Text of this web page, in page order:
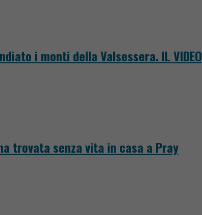
i monti della Valsessera. IL VIDEO
trovata senza vita in casa a Pray